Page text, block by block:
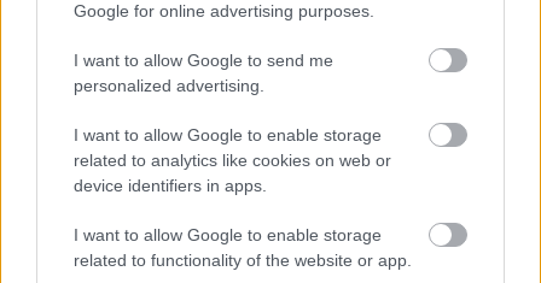
Google for online advertising purposes.
I want to allow Google to send me
personalized advertising.
I want to allow Google to enable storage
related to analytics like cookies on web or
device identifiers in apps.
I want to allow Google to enable storage
related to functionality of the website or app.
Vagyis mindaddig, amíg egy egyetem a
törvényeknek megfelelően működik, semmi köze
nincs ahhoz sem az államnak, sem a kormányétól
eltérő véleményektől hideglelést kapó
bértollnokoknak, hogy az egyetem milyen
világnézetű oktatókat alkalmaz. Ahhoz, hogy az
egyetemen kívül bárki más beleszólhasson a
oktatók olyan munkájába, amelyet a Magyar
Tudományos Akadémia által akkreditált képzések